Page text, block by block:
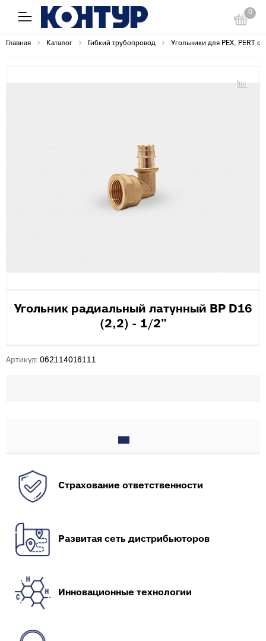
0
Главная Каталог Гибкий трубопровод Угольники для PEX, PERT с
Угольник радиальный латунный ВР D16
(2,2) - 1/2"
Артикул: 062114016111
Страхование ответственности
Развитая сеть дистрибьюторов
Инновационные технологии